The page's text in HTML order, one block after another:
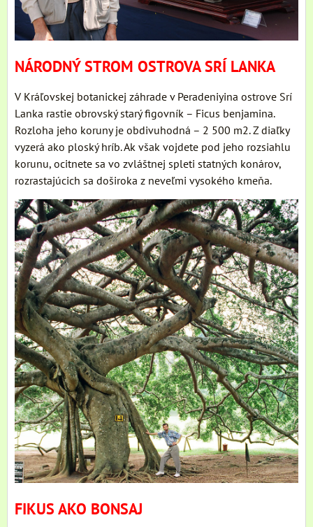
NÁRODNÝ STROM OSTROVA SRÍ LANKA
V Kráľovskej botanickej záhrade v Peradeniyina ostrove Srí
Lanka rastie obrovský starý figovník – Ficus benjamina.
Rozloha jeho koruny je obdivuhodná – 2 500 m2. Z diaľky
vyzerá ako ploský hríb. Ak však vojdete pod jeho rozsiahlu
korunu, ocitnete sa vo zvláštnej spleti statných konárov,
rozrastajúcich sa doširoka z neveľmi vysokého kmeňa.
FIKUS AKO BONSAJ